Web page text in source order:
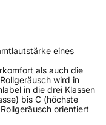
eines
als auch die
wird in
in die drei Klassen
bis C (höchste
orientiert